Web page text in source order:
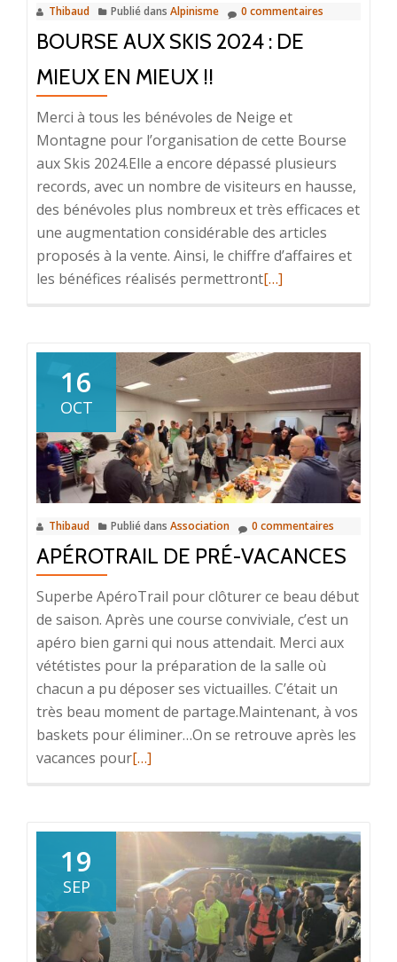
Thibaud Publié dans Alpinisme 0 commentaires
BOURSE AUX SKIS 2024 : DE
MIEUX EN MIEUX !!
Merci à tous les bénévoles de Neige et
Montagne pour l’organisation de cette Bourse
aux Skis 2024.Elle a encore dépassé plusieurs
records, avec un nombre de visiteurs en hausse,
des bénévoles plus nombreux et très efficaces et
une augmentation considérable des articles
proposés à la vente. Ainsi, le chiffre d’affaires et
les bénéfices réalisés permettrontEn
aux
skis
2024
:
de
mieux
en
mieux
!!
[…]
16
OCT
Thibaud Publié dans Association 0 commentaires
APÉROTRAIL DE PRÉ-VACANCES
Superbe ApéroTrail pour clôturer ce beau début
de saison. Après une course conviviale, c’est un
apéro bien garni qui nous attendait. Merci aux
vététistes pour la préparation de la salle où
chacun a pu déposer ses victuailles. C’était un
très beau moment de partage.Maintenant, à vos
baskets pour éliminer…On se retrouve après les
vacances pourEn
vacances
[…]
19
SEP